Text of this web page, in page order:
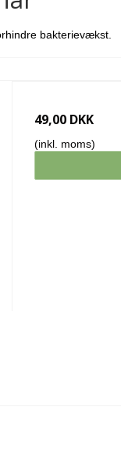
bakterievækst.
49,00 DKK
(inkl. moms)